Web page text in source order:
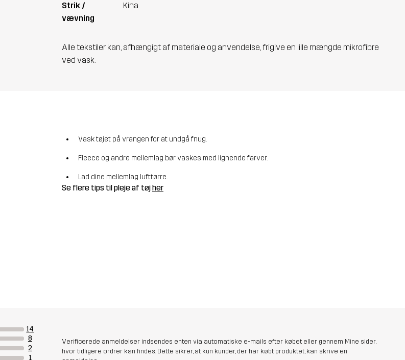
Strik /
vævning
Kina
Alle tekstiler kan, afhængigt af materiale og anvendelse, frigive en lille mængde mikrofibre
ved vask.
Vask tøjet på vrangen for at undgå fnug.
Fleece og andre mellemlag bør vaskes med lignende farver.
Lad dine mellemlag lufttørre.
Se flere tips til pleje af tøjher
14
8
2
1
Verificerede anmeldelser indsendes enten via automatiske e-mails efter købet eller gennem Mine sider,
hvor tidligere ordrer kan findes. Dette sikrer, at kun kunder, der har købt produktet, kan skrive en